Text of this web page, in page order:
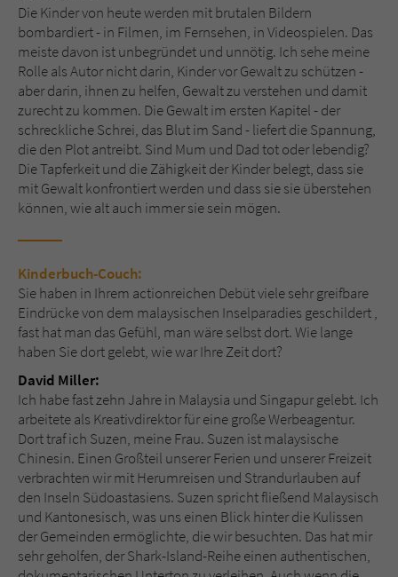
Die Kinder von heute werden mit brutalen Bildern
bombardiert - in Filmen, im Fernsehen, in Videospielen. Das
meiste davon ist unbegründet und unnötig. Ich sehe meine
Rolle als Autor nicht darin, Kinder vor Gewalt zu schützen -
aber darin, ihnen zu helfen, Gewalt zu verstehen und damit
zurecht zu kommen. Die Gewalt im ersten Kapitel - der
schreckliche Schrei, das Blut im Sand - liefert die Spannung,
die den Plot antreibt. Sind Mum und Dad tot oder lebendig?
Die Tapferkeit und die Zähigkeit der Kinder belegt, dass sie
mit Gewalt konfrontiert werden und dass sie sie überstehen
können, wie alt auch immer sie sein mögen.
Kinderbuch-Couch:
Sie haben in Ihrem actionreichen Debüt viele sehr greifbare
Eindrücke von dem malaysischen Inselparadies geschildert ,
fast hat man das Gefühl, man wäre selbst dort. Wie lange
haben Sie dort gelebt, wie war Ihre Zeit dort?
David Miller:
Ich habe fast zehn Jahre in Malaysia und Singapur gelebt. Ich
arbeitete als Kreativdirektor für eine große Werbeagentur.
Dort traf ich Suzen, meine Frau. Suzen ist malaysische
Chinesin. Einen Großteil unserer Ferien und unserer Freizeit
verbrachten wir mit Herumreisen und Strandurlauben auf
den Inseln Südoastasiens. Suzen spricht fließend Malaysisch
und Kantonesisch, was uns einen Blick hinter die Kulissen
der Gemeinden ermöglichte, die wir besuchten. Das hat mir
sehr geholfen, der Shark-Island-Reihe einen authentischen,